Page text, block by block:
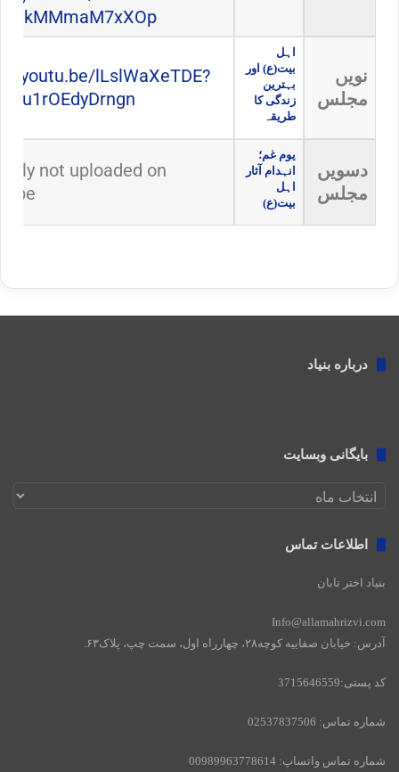
نویں
مجلس
اہل
بیت(ع) اور
بہترین
زندگی کا
طریقہ
youtu.be/lLslWaXeTDE?
دسویں
مجلس
یوم غم؛
انہدام آثار
اہل
بیت(ع)
not uploaded on
درباره بنیاد
بایگانی وبسایت
اطلاعات تماس
بنیاد اختر تابان
Info@allamahrizvi.com
آدرس: خیابان صفاییه کوچه۲۸، چهار‌راه اول، سمت چپ، پلاک۶۳.
کد پستی:3715646559
شماره تماس: 02537837506
شماره تماس واتساپ: 00989963778614